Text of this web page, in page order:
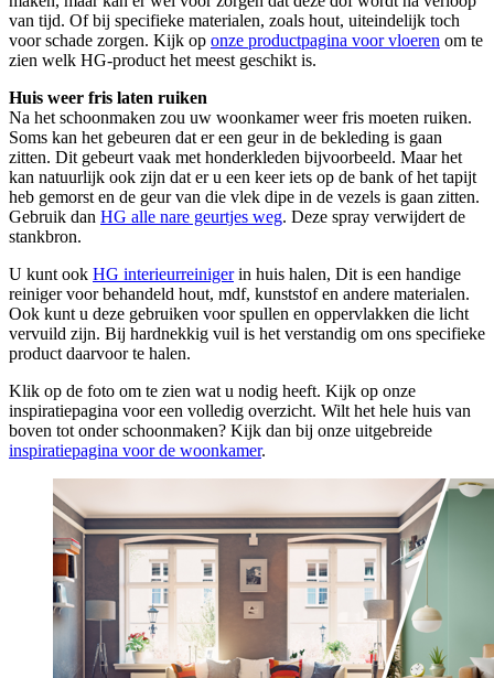
van tijd. Of bij specifieke materialen, zoals hout, uiteindelijk toch
voor schade zorgen. Kijk op onze productpagina voor vloeren om te
zien welk HG-product het meest geschikt is.
Huis weer fris laten ruiken
Na het schoonmaken zou uw woonkamer weer fris moeten ruiken.
Soms kan het gebeuren dat er een geur in de bekleding is gaan
zitten. Dit gebeurt vaak met honderkleden bijvoorbeeld. Maar het
kan natuurlijk ook zijn dat er u een keer iets op de bank of het tapijt
heb gemorst en de geur van die vlek dipe in de vezels is gaan zitten.
Gebruik dan HG alle nare geurtjes weg. Deze spray verwijdert de
stankbron.
U kunt ook HG interieurreinigerin huis halen, Dit is een handige
reiniger voor behandeld hout, mdf, kunststof en andere materialen.
Ook kunt u deze gebruiken voor spullen en oppervlakken die licht
vervuild zijn. Bij hardnekkig vuil is het verstandig om ons specifieke
product daarvoor te halen.
Klik op de foto om te zien wat u nodig heeft. Kijk op onze
inspiratiepagina voor een volledig overzicht. Wilt het hele huis van
boven tot onder schoonmaken? Kijk dan bij onze uitgebreide
inspiratiepagina voor de woonkamer.